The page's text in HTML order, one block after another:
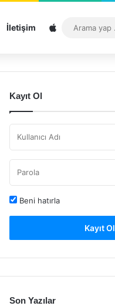
İletişim Sitemap
Kayıt Ol
Beni hatırla
Kayıt Ol
Son Yazılar